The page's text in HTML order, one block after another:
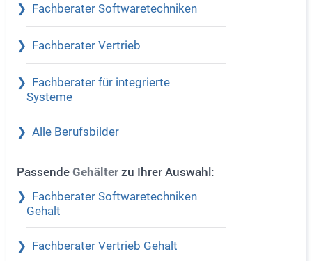
Fachberater Softwaretechniken
Fachberater Vertrieb
Fachberater für integrierte
Systeme
Alle Berufsbilder
Passende Gehälter zu Ihrer Auswahl:
Fachberater Softwaretechniken
Gehalt
Fachberater Vertrieb Gehalt